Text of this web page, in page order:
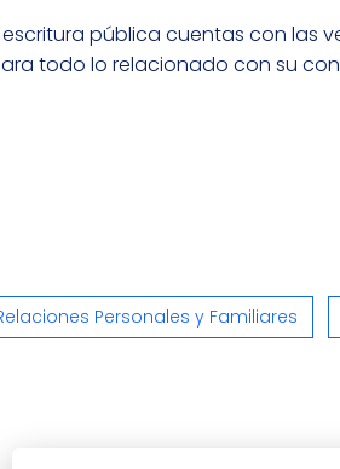
pública cuentas con las
todo lo relacionado con su
Personales y Familiares